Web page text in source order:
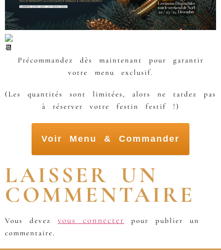
Précommandez dès maintenant pour garantir
votre menu exclusif.
(Les quantités sont limitées, alors ne tardez pas
à réserver votre festin festif !)
Voir Menu & Commander
LAISSER UN
COMMENTAIRE
Vous devez vous connecter
pour publier un
commentaire.